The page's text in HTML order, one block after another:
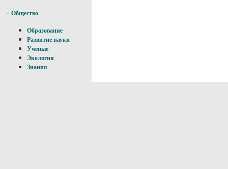
- Общество
Образование
Развитие науки
Ученые
Экология
Знания